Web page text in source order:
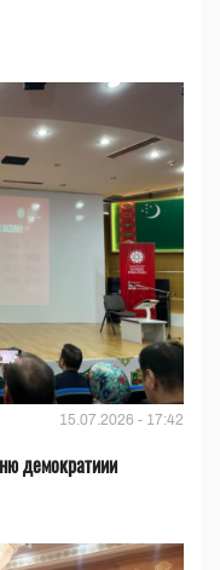
15.07.2026 - 17:42
демократиии